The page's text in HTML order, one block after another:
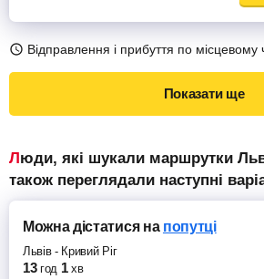
Відправлення і прибуття по місцевому
Показати ще
Люди, які шукали маршрутки Львів – Кривий Ріг,
також переглядали наступні
Можна дістатисяна попутці
Львів- Кривий Ріг
13 год 1 хв